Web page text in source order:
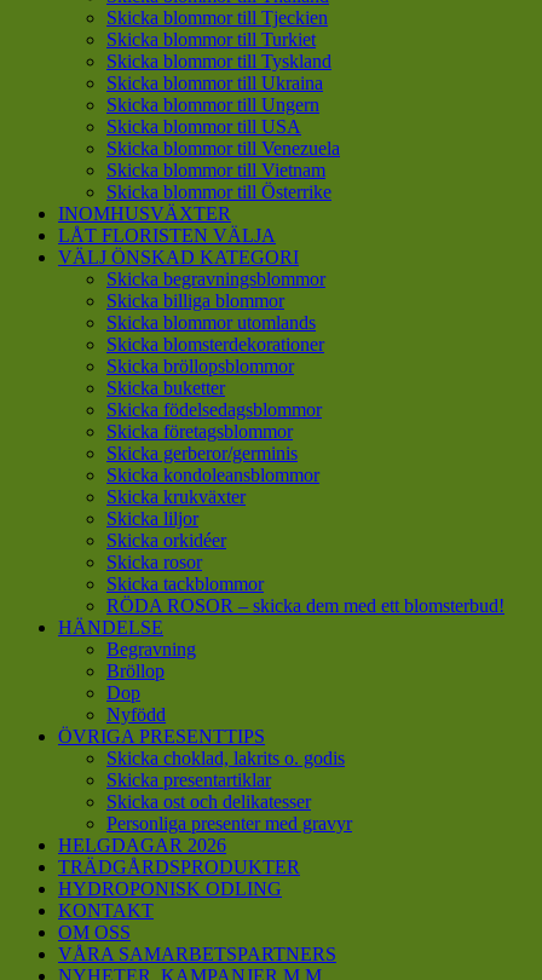
Skicka blommor till Tjeckien
Skicka blommor till Turkiet
Skicka blommor till Tyskland
Skicka blommor till Ukraina
Skicka blommor till Ungern
Skicka blommor till USA
Skicka blommor till Venezuela
Skicka blommor till Vietnam
Skicka blommor till Österrike
INOMHUSVÄXTER
LÅT FLORISTEN VÄLJA
VÄLJ ÖNSKAD KATEGORI
Skicka begravningsblommor
Skicka billiga blommor
Skicka blommor utomlands
Skicka blomsterdekorationer
Skicka bröllopsblommor
Skicka buketter
Skicka födelsedagsblommor
Skicka företagsblommor
Skicka gerberor/germinis
Skicka kondoleansblommor
Skicka krukväxter
Skicka liljor
Skicka orkidéer
Skicka rosor
Skicka tackblommor
RÖDA ROSOR – skicka dem med ett blomsterbud!
HÄNDELSE
Begravning
Bröllop
Dop
Nyfödd
ÖVRIGA PRESENTTIPS
Skicka choklad, lakrits o. godis
Skicka presentartiklar
Skicka ost och delikatesser
Personliga presenter med gravyr
HELGDAGAR 2026
TRÄDGÅRDSPRODUKTER
HYDROPONISK ODLING
KONTAKT
OM OSS
VÅRA SAMARBETSPARTNERS